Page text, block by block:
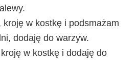
kroję w kostkę i podsmażam
dodaję do warzyw.
w kostkę i dodaję do